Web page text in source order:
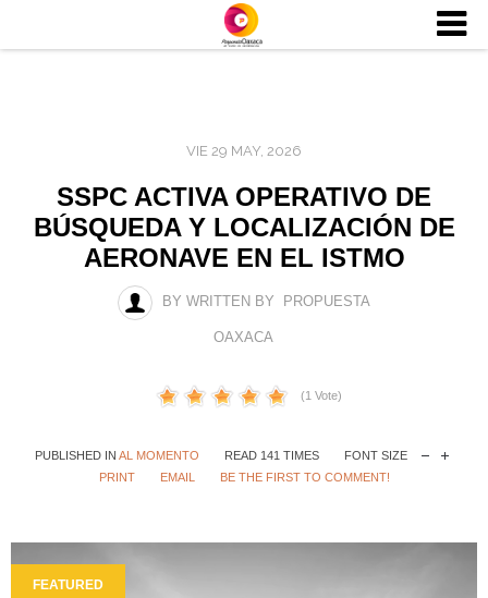
VIE 29 MAY, 2026
SSPC ACTIVA OPERATIVO DE
BÚSQUEDA Y LOCALIZACIÓN DE
AERONAVE EN EL ISTMO
BY WRITTEN BY PROPUESTA
OAXACA
(1 Vote)
PUBLISHED IN AL MOMENTO READ 141 TIMES
FONT SIZE
PRINT
EMAIL BE THE FIRST TO COMMENT!
FEATURED